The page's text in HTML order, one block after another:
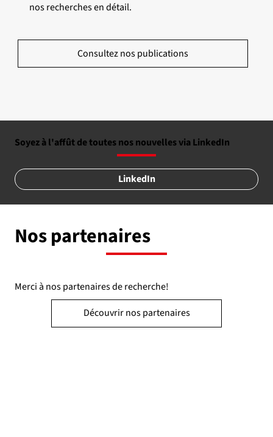
Nos partenaires
Merci à nos partenaires de recherche!
Découvrir nos partenaires
Soyez à l'affût de toutes nos nouvelles via LinkedIn
LinkedIn
nos recherches en détail.
Consultez nos publications